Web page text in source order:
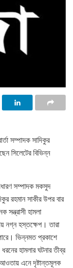
সম্পাদক সাদিকুর
সিলেটের বিভিন্ন
সম্পাদক মকসুদ
রহমান সাকীর উপর বার
সন্ত্রাসী হামলা
নগ্ন হস্তক্ষেপ। তারা
ভিন্নমত প্রকাশে
হামলার ঘটনার তীব্র
আওতায় এনে দৃষ্টান্তমূলক